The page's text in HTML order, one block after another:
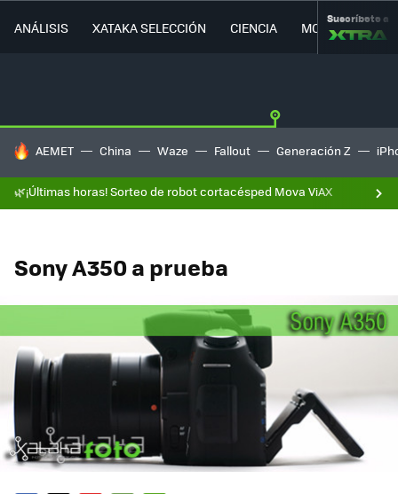
ANÁLISIS XATAKA SELECCIÓN CIENCIA MOVILIDAD
Suscríbete a
HOY SE HABLA DE
AEMET China Waze Fallout Generación Z
🌿¡Últimas horas! Sorteo de robot cortacésped Mova ViAX
Sony A350 a prueba